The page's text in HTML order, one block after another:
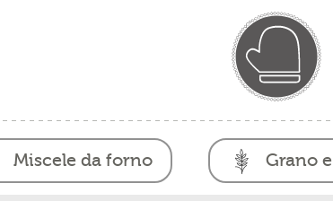
Miscele da forno Grano